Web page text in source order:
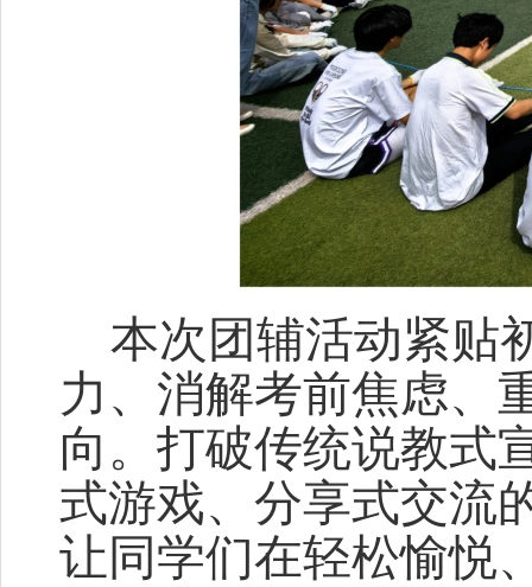
本次团辅活动紧贴
力、消解考前焦虑、
向。打破传统说教式
式游戏、分享式交流
让同学们在轻松愉悦